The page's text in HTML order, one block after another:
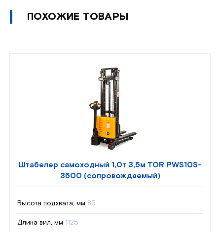
ПОХОЖИЕ ТОВАРЫ
Штабелер самоходный 1,0т 3,5м TOR PWS10S-
3500 (сопровождаемый)
Высота подхвата, мм 85
Длина вил, мм 1125